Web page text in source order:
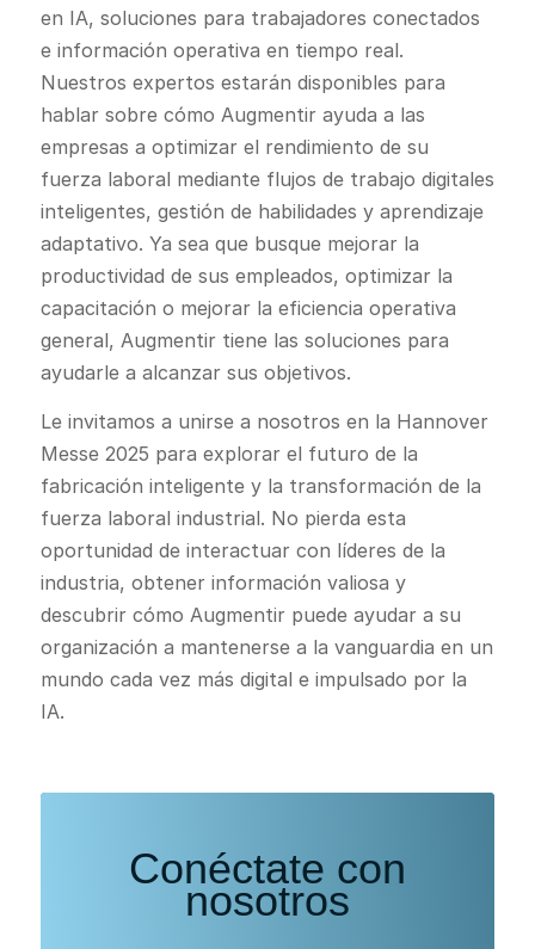
en IA, soluciones para trabajadores conectados
e información operativa en tiempo real.
Nuestros expertos estarán disponibles para
hablar sobre cómo Augmentir ayuda a las
empresas a optimizar el rendimiento de su
fuerza laboral mediante flujos de trabajo digitales
inteligentes, gestión de habilidades y aprendizaje
adaptativo. Ya sea que busque mejorar la
productividad de sus empleados, optimizar la
capacitación o mejorar la eficiencia operativa
general, Augmentir tiene las soluciones para
ayudarle a alcanzar sus objetivos.
Le invitamos a unirse a nosotros en la Hannover
Messe 2025 para explorar el futuro de la
fabricación inteligente y la transformación de la
fuerza laboral industrial. No pierda esta
oportunidad de interactuar con líderes de la
industria, obtener información valiosa y
descubrir cómo Augmentir puede ayudar a su
organización a mantenerse a la vanguardia en un
mundo cada vez más digital e impulsado por la
IA.
Conéctate con
nosotros